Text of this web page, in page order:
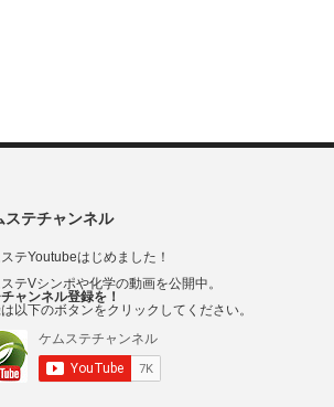
ステチャンネル
テYoutubeはじめました！
テVシンポや化学の動画を公開中。
ャンネル登録を！
以下のボタンをクリックしてください。